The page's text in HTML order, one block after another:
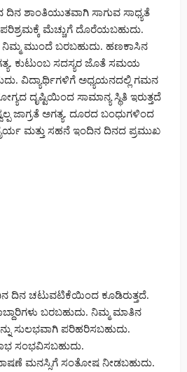
ಶಾಂತಿಯುತವಾಗಿ ಸಾಗುವ ಸಾಧ್ಯತೆ
ಮೆಚ್ಚುಗೆ ದೊರೆಯಬಹುದು.
ಮುಂದೆ ಬರಬಹುದು. ಹಣಕಾಸಿನ
ಕುಟುಂಬ ಸದಸ್ಯರ ಜೊತೆ ಸಮಯ
ವಿದ್ಯಾರ್ಥಿಗಳಿಗೆ ಅಧ್ಯಯನದಲ್ಲಿ ಗಮನ
ದೃಷ್ಟಿಯಿಂದ ಸಾಮಾನ್ಯ ಸ್ಥಿತಿ ಇರುತ್ತದೆ
ಜಾಗ್ರತೆ ಅಗತ್ಯ. ದೂರದ ಬಂಧುಗಳಿಂದ
ಮತ್ತು ಸಹನೆ ಇಂದಿನ ದಿನದ ಪ್ರಮುಖ
ದಿನ ಚಟುವಟಿಕೆಯಿಂದ ಕೂಡಿರುತ್ತದೆ.
ಬರಬಹುದು. ನಿಮ್ಮ ಮಾತಿನ
ಸುಲಭವಾಗಿ ಪರಿಹರಿಸಬಹುದು.
ಸಂಭವಿಸಬಹುದು.
ಮನಸ್ಸಿಗೆ ಸಂತೋಷ ನೀಡಬಹುದು.